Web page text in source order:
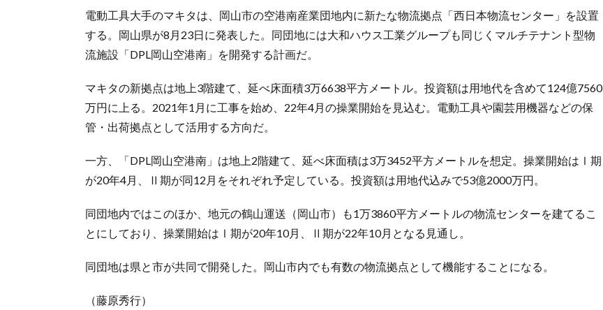
電動工具大手のマキタは、岡山市の空港南産業団地内に新たな物流拠点「西日本物流センター」を設置
する。岡山県が8月23日に発表した。同団地には大和ハウス工業グループも同じくマルチテナント型物
流施設「DPL岡山空港南」を開発する計画だ。
マキタの新拠点は地上3階建て、延べ床面積3万6638平方メートル。投資額は用地代を含めて124億7560
万円に上る。2021年1月に工事を始め、22年4月の操業開始を見込む。電動工具や園芸用機器などの保
管・出荷拠点として活用する方向だ。
一方、「DPL岡山空港南」は地上2階建て、延べ床面積は3万3452平方メートルを想定。操業開始はⅠ期
が20年4月、Ⅱ期が同12月をそれぞれ予定している。投資額は用地代込みで53億2000万円。
同団地内ではこのほか、地元の鶴山運送（岡山市）も1万3860平方メートルの物流センターを建てるこ
とにしており、操業開始はⅠ期が20年10月、Ⅱ期が22年10月となる見通し。
同団地は県と市が共同で開発した。岡山市内でも有数の物流拠点として機能することになる。
（藤原秀行）